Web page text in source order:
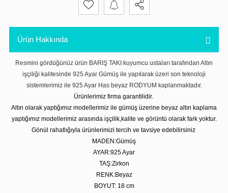
Ürün Hakkında
Resmini gördüğünüz ürün BARIŞ TAKI kuyumcu ustaları tarafından Altın
işçiliği kalitesinde 925 Ayar Gümüş ile yapılarak üzeri son teknoloji
sistemlerimiz ile 925 Ayar Has beyaz RODYUM kaplanmaktadır.
Ürünlerimiz firma garantilidir.
Altın olarak yaptığımız modellerimiz ile gümüş üzerine beyaz altın kaplama
yaptığımız modellerimiz arasında işçilik,kalite ve görüntü olarak fark yoktur.
Gönül rahatlığıyla ürünlerimizi tercih ve tavsiye edebilirsiniz
MADEN:Gümüş
AYAR:925 Ayar
TAŞ:Zirkon
RENK:Beyaz
BOYUT: 18 cm